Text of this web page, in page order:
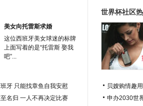
美女向托雷斯求婚
这位西班牙美女球迷的标牌
上面写着的是“托雷斯 娶我
吧”...
牙 只能找章鱼自我安慰
名归 一人不再决定比赛
世界杯社区
贝嫂购情趣
申办2030世